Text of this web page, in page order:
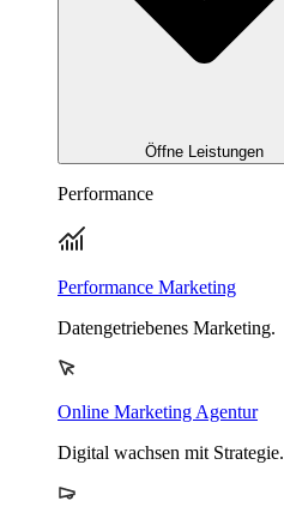
Öffne Leistungen
Performance
Performance Marketing
Datengetriebenes Marketing.
Online Marketing Agentur
Digital wachsen mit Strategie.